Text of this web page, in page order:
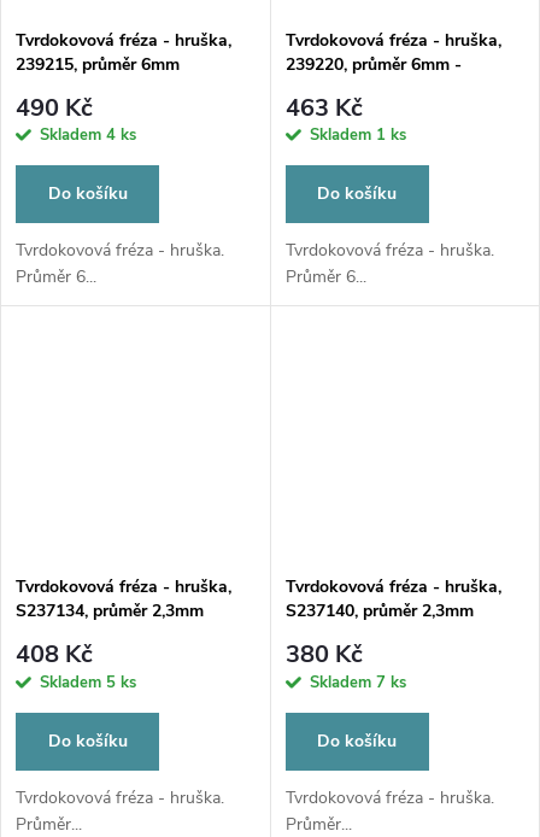
Tvrdokovová fréza - hruška,
239215, průměr 6mm
490 Kč
Skladem 4 ks
Do košíku
Tvrdokovová fréza - hruška.
Průměr 6...
Tvrdokovová fréza - hruška,
239220, průměr 6mm -
KUSŮ
463 Kč
Skladem 1 ks
Do košíku
Tvrdokovová fréza - hruška.
Průměr 6...
Tvrdokovová fréza - hruška,
S237134, průměr 2,3mm
408 Kč
Skladem 5 ks
Do košíku
Tvrdokovová fréza - hruška.
Průměr...
Tvrdokovová fréza - hruška,
S237140, průměr 2,3mm
380 Kč
Skladem 7 ks
Do košíku
Tvrdokovová fréza - hruška.
Průměr...